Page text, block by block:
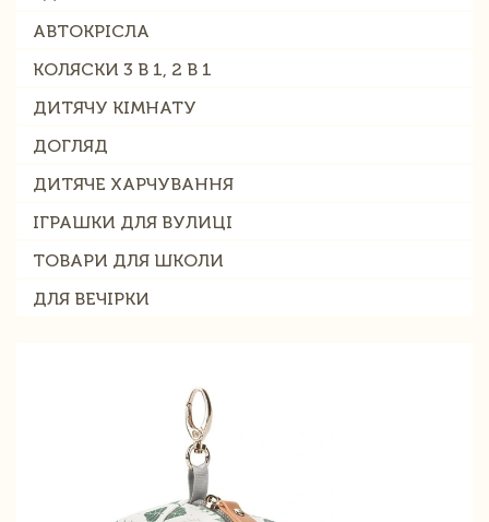
АВТОКРІСЛА
КОЛЯСКИ 3 В 1, 2 В 1
ДИТЯЧУ КІМНАТУ
ДОГЛЯД
ДИТЯЧЕ ХАРЧУВАННЯ
ІГРАШКИ ДЛЯ ВУЛИЦІ
ТОВАРИ ДЛЯ ШКОЛИ
ДЛЯ ВЕЧІРКИ